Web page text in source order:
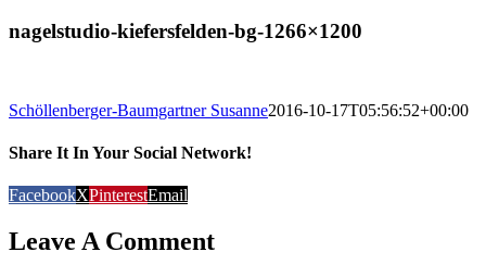
nagelstudio-kiefersfelden-bg-1266×1200
Schöllenberger-Baumgartner Susanne2016-10-17T05:56:52+00:00
Share It In Your Social Network!
FacebookXPinterestEmail
Leave A Comment